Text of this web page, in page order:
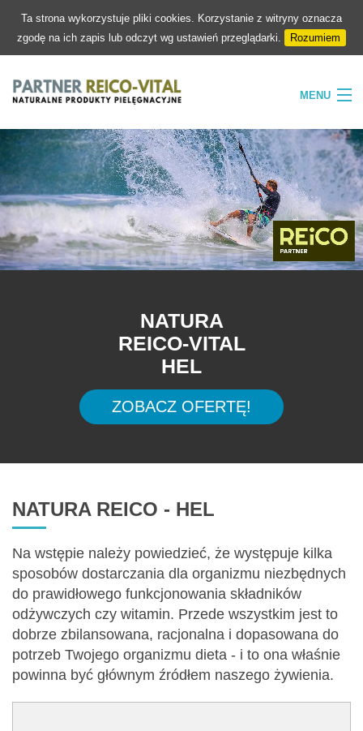
Ta strona wykorzystuje pliki cookies. Korzystanie z witryny oznacza
zgodę na ich zapis lub odczyt wg ustawień przeglądarki.
Rozumiem
MENU
HOME
FIRMA
NATURA
PIELĘGNACJA
SKLEP
NATURA
REICO-VITAL
HEL
ZOBACZ OFERTĘ!
NATURA REICO - HEL
Na wstępie należy powiedzieć, że występuje kilka
sposobów dostarczania dla organizmu niezbędnych
do prawidłowego funkcjonowania składników
odżywczych czy witamin. Przede wszystkim jest to
dobrze zbilansowana, racjonalna i dopasowana do
potrzeb Twojego organizmu dieta - i to ona właśnie
powinna być głównym źródłem naszego żywienia.